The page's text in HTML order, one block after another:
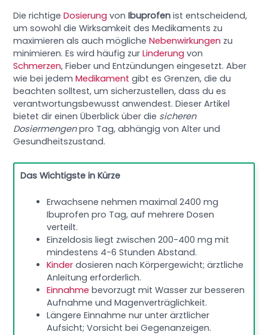
Die richtigeDosierung vonIbuprofen ist entscheidend,
um sowohl die Wirksamkeit des Medikaments zu
maximieren als auch möglicheNebenwirkungen zu
minimieren. Es wird häufig zurLinderung von
Schmerzen, Fieber und Entzündungen eingesetzt. Aber
wie bei jedemMedikament gibt es Grenzen, die du
beachten solltest, um sicherzustellen, dass du es
verantwortungsbewusst anwendest. Dieser Artikel
bietet dir einen Überblick über die sicheren
Dosiermengenpro Tag, abhängig von Alter und
Gesundheitszustand.
Das Wichtigste in Kürze
Erwachsene nehmen maximal 2400 mg
Ibuprofen pro Tag, auf mehrere Dosen
verteilt.
Einzeldosis liegt zwischen 200-400 mg mit
mindestens 4-6 Stunden Abstand.
Kinder dosieren nach Körpergewicht; ärztliche
Anleitung erforderlich.
Einnahme bevorzugt mit Wasser zur besseren
Aufnahme und Magenverträglichkeit.
Längere Einnahme nur unter ärztlicher
Aufsicht; Vorsicht bei Gegenanzeigen.